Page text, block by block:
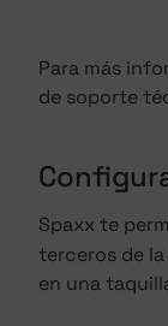
Para más
de soporte
Spaxx te
terceros de
en una